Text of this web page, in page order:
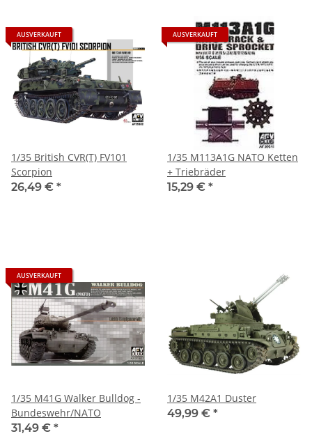
AUSVERKAUFT
1/35 British CVR(T) FV101
Scorpion
26,49 € *
AUSVERKAUFT
1/35 M113A1G NATO Ketten
+ Triebräder
15,29 € *
AUSVERKAUFT
1/35 M41G Walker Bulldog -
Bundeswehr/NATO
31,49 € *
1/35 M42A1 Duster
49,99 € *